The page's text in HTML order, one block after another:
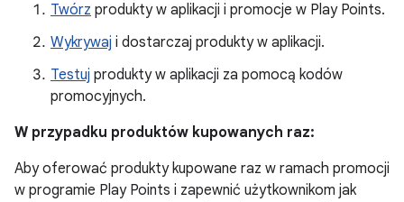
Twórz produkty w aplikacji i promocje w Play Points.
Wykrywaj i dostarczaj produkty w aplikacji.
Testuj produkty w aplikacji za pomocą kodów
promocyjnych.
W przypadku produktów kupowanych raz:
Aby oferować produkty kupowane raz w ramach promocji
w programie Play Points i zapewnić użytkownikom jak